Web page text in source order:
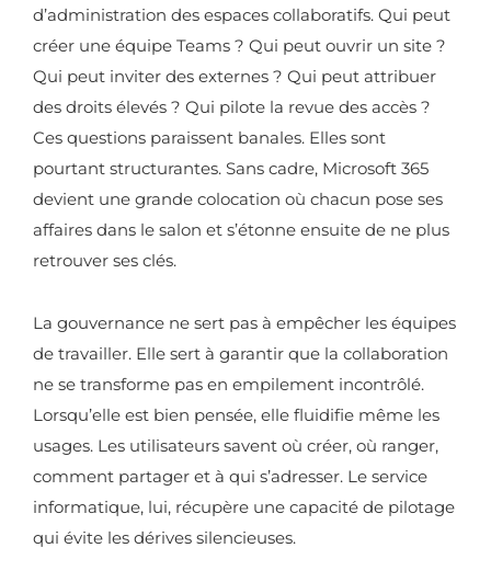
d’administration des espaces collaboratifs. Qui peut
créer une équipe Teams ? Qui peut ouvrir un site ?
Qui peut inviter des externes ? Qui peut attribuer
des droits élevés ? Qui pilote la revue des accès ?
Ces questions paraissent banales. Elles sont
pourtant structurantes. Sans cadre, Microsoft 365
devient une grande colocation où chacun pose ses
affaires dans le salon et s’étonne ensuite de ne plus
retrouver ses clés.
La gouvernance ne sert pas à empêcher les équipes
de travailler. Elle sert à garantir que la collaboration
ne se transforme pas en empilement incontrôlé.
Lorsqu’elle est bien pensée, elle fluidifie même les
usages. Les utilisateurs savent où créer, où ranger,
comment partager et à qui s’adresser. Le service
informatique, lui, récupère une capacité de pilotage
qui évite les dérives silencieuses.